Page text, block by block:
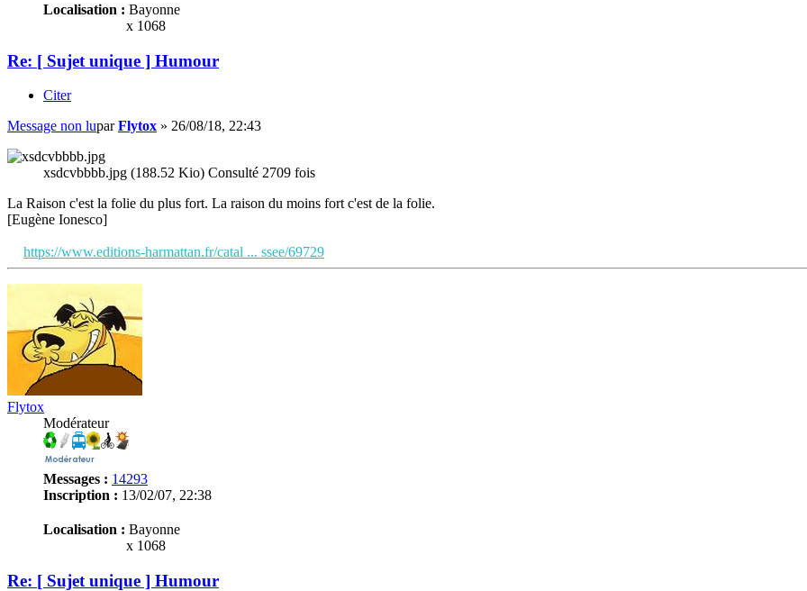
Localisation : Bayonne
x 1068
Re: [ Sujet unique ] Humour
Citer
Message non luparFlytox » 26/08/18, 22:43
xsdcvbbbb.jpg (188.52 Kio) Consulté 2709 fois
La Raison c'est la folie du plus fort. La raison du moins fort c'est de la folie.
[Eugène Ionesco]
https://www.editions-harmattan.fr/catal ... ssee/69729
Flytox
Modérateur
Messages : 14293
Inscription : 13/02/07, 22:38
Localisation : Bayonne
x 1068
Re: [ Sujet unique ] Humour